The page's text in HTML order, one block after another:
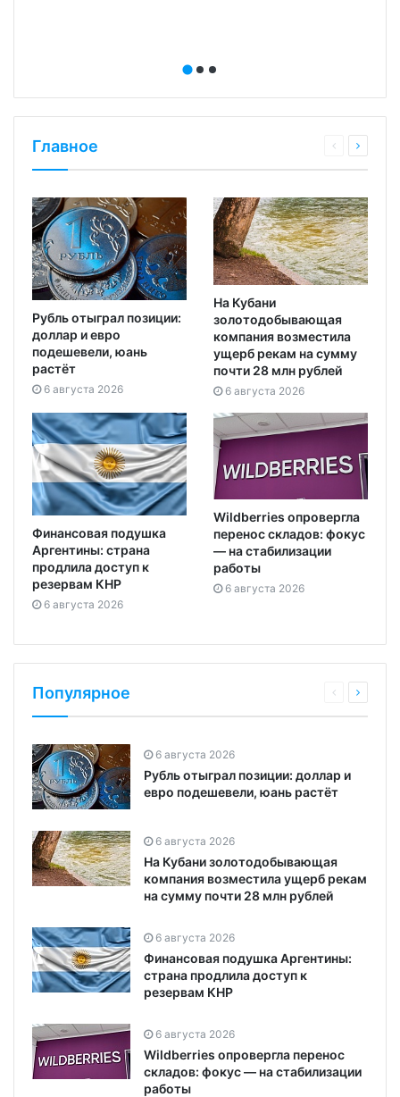
Главное
Рубль отыграл позиции:
доллар и евро
подешевели, юань
растёт
6 августа 2026
На Кубани
золотодобывающая
компания возместила
ущерб рекам на сумму
почти 28 млн рублей
6 августа 2026
Финансовая подушка
Аргентины: страна
продлила доступ к
резервам КНР
6 августа 2026
Wildberries опровергла
перенос складов: фокус
— на стабилизации
работы
6 августа 2026
Популярное
6 августа 2026
Рубль отыграл позиции: доллар и
евро подешевели, юань растёт
6 августа 2026
На Кубани золотодобывающая
компания возместила ущерб рекам
на сумму почти 28 млн рублей
6 августа 2026
Финансовая подушка Аргентины:
страна продлила доступ к
резервам КНР
6 августа 2026
Wildberries опровергла перенос
складов: фокус — на стабилизации
работы